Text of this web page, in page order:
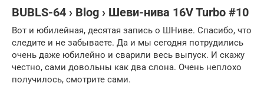
BUBLS-64 › Blog › Шеви-нива 16V Turbo #10
Вот и юбилейная, десятая запись о ШНиве. Спасибо, что
следите и не забываете. Да и мы сегодня потрудились
очень даже юбилейно и сварили весь выпуск. И скажу
честно, сами довольны как два слона. Очень неплохо
получилось, смотрите сами.